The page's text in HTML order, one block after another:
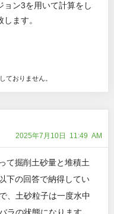
ン3を用いて計算をし
ます。
ておりません。
2025年7月10日 11:49 AM
て掘削土砂量と堆積土
下の回答で納得してい
、土砂粒子は一度水中
ラの状態になります。